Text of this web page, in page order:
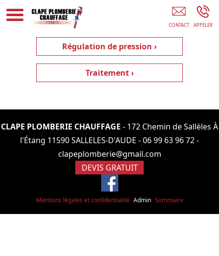
Régulation de pression ›
Traitement ›
CLAPE PLOMBERIE CHAUFFAGE - 172 Chemin de Sallèles À
l'Étang 11590 SALLELES-D'AUDE -06 99 63 96 72-
clapeplomberie@gmail.com
DEVIS GRATUIT
Mentions légales et confidentialité Admin Sommaire